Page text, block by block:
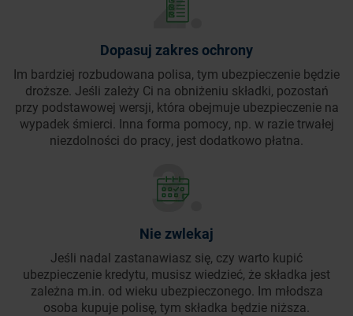
Dopasuj zakres ochrony
Im bardziej rozbudowana polisa, tym ubezpieczenie będzie
droższe. Jeśli zależy Ci na obniżeniu składki, pozostań
przy podstawowej wersji, która obejmuje ubezpieczenie na
wypadek śmierci. Inna forma pomocy, np. w razie trwałej
niezdolności do pracy, jest dodatkowo płatna.
Nie zwlekaj
Jeśli nadal zastanawiasz się, czy warto kupić
ubezpieczenie kredytu, musisz wiedzieć, że składka jest
zależna m.in. od wieku ubezpieczonego. Im młodsza
osoba kupuje polisę, tym składka będzie niższa.